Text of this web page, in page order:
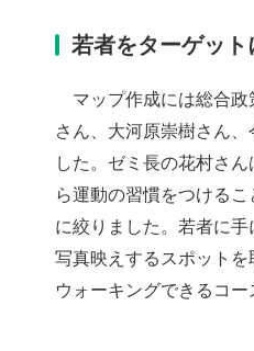
若者をターゲット
マップ作成には総合政
さん、大河原崇樹さん
した。ゼミ長の花村さ
ら運動の習慣をつける
に絞りました。若者に手
写真映えするスポットを
ウォーキングできるコー